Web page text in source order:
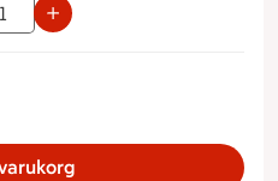
knapparna för att minska
203.47 kronor